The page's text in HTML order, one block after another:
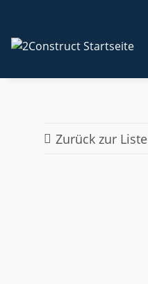
Zurück zur Liste